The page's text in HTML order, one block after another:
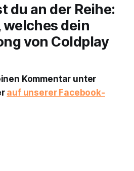
du an der Reihe:
dein
von Coldplay
Kommentar unter
auf unserer Facebook-